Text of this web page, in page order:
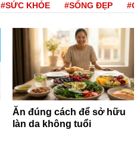
#SỨC KHỎE #SỐNG ĐẸP
Ăn đúng cách để sở hữu
làn da không tuổi